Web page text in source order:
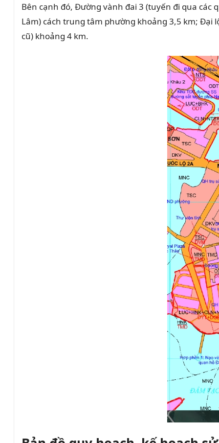
Bên cạnh đó, Đường vành đai 3 (tuyến đi qua các
Lâm) cách trung tâm phường khoảng 3,5 km; Đại
cũ) khoảng 4 km.